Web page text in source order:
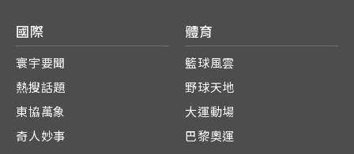
國際
寰宇要聞
熱搜話題
東協萬象
奇人妙事
體育
籃球風雲
野球天地
大運動場
巴黎奧運